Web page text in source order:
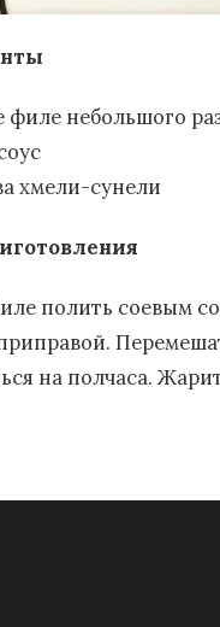
филе небольшого
хмели-сунели
полить соевым
на полчаса.